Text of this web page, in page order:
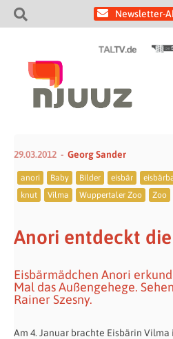
Newsletter-
29.03.2012 Georg Sander
anori Baby Bilder eisbär
knut
Vilma Wuppertaler Zoo Zoo
Anori entdeckt
Eisbärmädchen Anori
Mal das Außengehege.
Rainer Szesny.
Am 4. Januar brachte Eisbärin